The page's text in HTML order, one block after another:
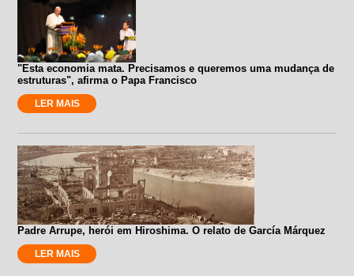
"Esta economia mata. Precisamos e queremos uma mudança de
estruturas", afirma o Papa Francisco
LER MAIS
Padre Arrupe, herói em Hiroshima. O relato de García Márquez
LER MAIS